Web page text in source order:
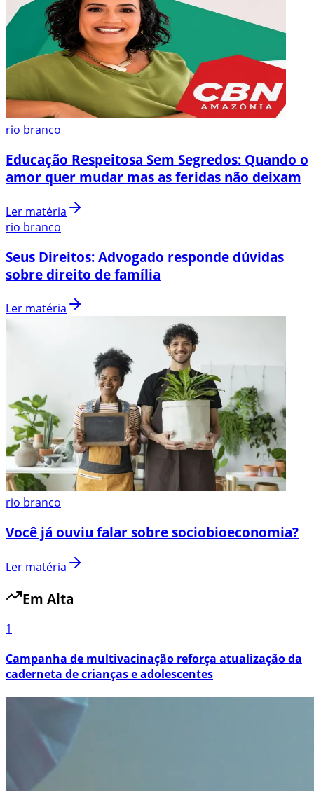
rio branco
Educação Respeitosa Sem Segredos: Quando o
amor quer mudar mas as feridas não deixam
Ler matéria
rio branco
Seus Direitos: Advogado responde dúvidas
sobre direito de família
Ler matéria
rio branco
Você já ouviu falar sobre sociobioeconomia?
Ler matéria
Em Alta
1
Campanha de multivacinação reforça atualização da
caderneta de crianças e adolescentes